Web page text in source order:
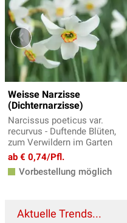
Weisse Narzisse
(Dichternarzisse)
Narcissus poeticus var.
recurvus - Duftende Blüten,
zum Verwildern im Garten
ab € 0,74/Pfl.
Vorbestellung möglich
Aktuelle Trends...